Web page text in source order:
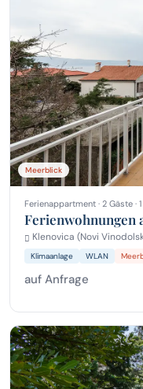
Meerblick
Ferienappartment · 2 Gäste ·
Ferienwohnungen
Klenovica (Novi
Klimaanlage WLAN
auf Anfrage